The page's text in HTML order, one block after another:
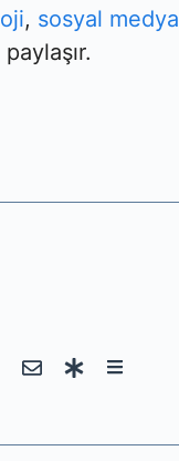
, sosyal medya